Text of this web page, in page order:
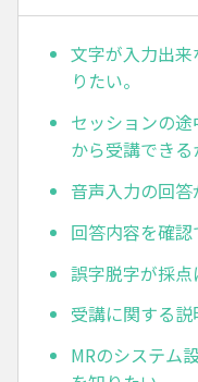
文字が入力出
りたい。
セッションの
から受講できる
音声入力の回答
回答内容を確認
誤字脱字が採点
受講に関する説
MRのシステム